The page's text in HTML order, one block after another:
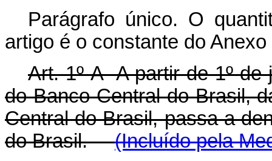
Parágrafo único. O
artigo é o constante do
Art. 1º-A A partir de 1º de
do Banco Central do Brasil,
Central do Brasil, passa a
do Brasil.(Incluído pela